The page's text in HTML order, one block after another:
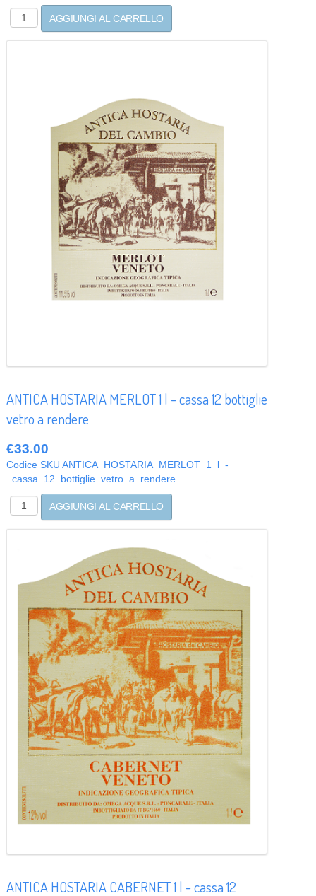
ANTICA HOSTARIA MERLOT 1 l - cassa 12 bottiglie
vetro a rendere
€33.00
Codice SKU ANTICA_HOSTARIA_MERLOT_1_l_-
_cassa_12_bottiglie_vetro_a_rendere
ANTICA HOSTARIA CABERNET 1 l - cassa 12